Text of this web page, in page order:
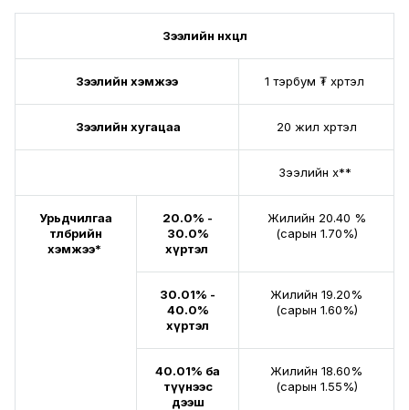
Зээлийн нөхцөл
Зээлийн хэмжээ 1 тэрбум ₮ хүртэл
Зээлийн хугацаа 20 жил хүртэл
Зээлийн хүү**
Урьдчилгаа
төлбөрийн
хэмжээ*
20.0% -
30.0%
хүртэл
Жилийн 20.40 %
(сарын 1.70%)
30.01% -
40.0%
хүртэл
Жилийн 19.20%
(сарын 1.60%)
40.01% ба
түүнээс
дээш
Жилийн 18.60%
(сарын 1.55%)